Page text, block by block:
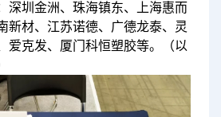
深圳金洲、珠海镇东、上海惠而
新材、江苏诺德、广德龙泰、灵
爱克发、厦门科恒塑胶等。（以